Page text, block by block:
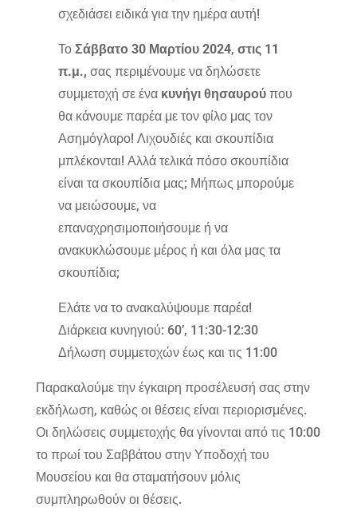
σχεδιάσει ειδικά για την ημέρα αυτή!
ΤοΣάββατο 30 Μαρτίου 2024,στις 11
π.μ.,σας περιμένουμε να δηλώσετε
συμμετοχή σε ένα κυνήγι θησαυρού που
θα κάνουμε παρέα με τον φίλο μας τον
Ασημόγλαρο! Λιχουδιές και σκουπίδια
μπλέκονται! Αλλά τελικά πόσο σκουπίδια
είναι τα σκουπίδια μας; Μήπως μπορούμε
να μειώσουμε, να
επαναχρησιμοποιήσουμε ή να
ανακυκλώσουμε μέρος ή και όλα μας τα
σκουπίδια;
Ελάτε να το ανακαλύψουμε παρέα!
Διάρκεια κυνηγιού: 60’, 11:30-12:30
Δήλωση συμμετοχών έως και τις 11:00
Παρακαλούμε την έγκαιρη προσέλευσή σας στην
εκδήλωση, καθώς οι θέσεις είναι περιορισμένες.
Οι δηλώσεις συμμετοχής θα γίνονται από τις 10:00
το πρωί του Σαββάτου στην Υποδοχή του
Μουσείου και θα σταματήσουν μόλις
συμπληρωθούν οι θέσεις.